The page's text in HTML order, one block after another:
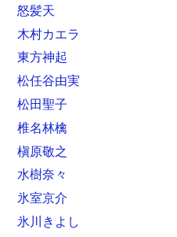
怒髪天
木村カエラ
東方神起
松任谷由実
松田聖子
椎名林檎
槇原敬之
水樹奈々
氷室京介
氷川きよし